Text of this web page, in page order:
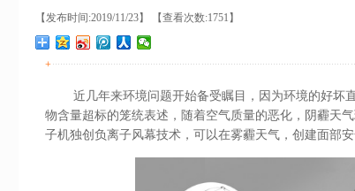
【发布时间:2019/11/23】 【查看次数:1751】
+
近几年来环境问题开始备受瞩目，因为环境的好坏
物含量超标的笼统表述，随着空气质量的恶化，阴霾天
子机独创负离子风幕技术，可以在雾霾天气，创建面部